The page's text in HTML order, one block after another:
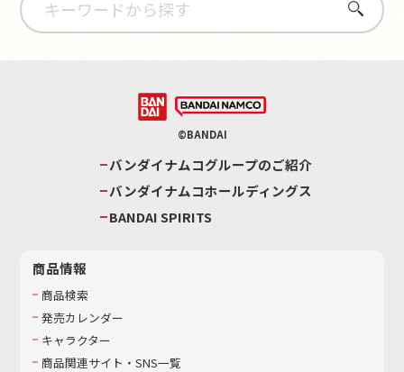
さがす
©BANDAI
バンダイナムコグループのご紹介
バンダイナムコホールディングス
BANDAI SPIRITS
商品情報
商品検索
発売カレンダー
キャラクター
商品関連サイト・SNS一覧